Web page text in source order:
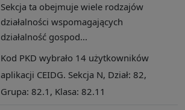
Sekcja ta obejmuje wiele rodzajów
działalności wspomagających
działalność gospod...
Kod PKD wybrało 14 użytkowników
aplikacji CEIDG. Sekcja N, Dział: 82,
Grupa: 82.1, Klasa: 82.11